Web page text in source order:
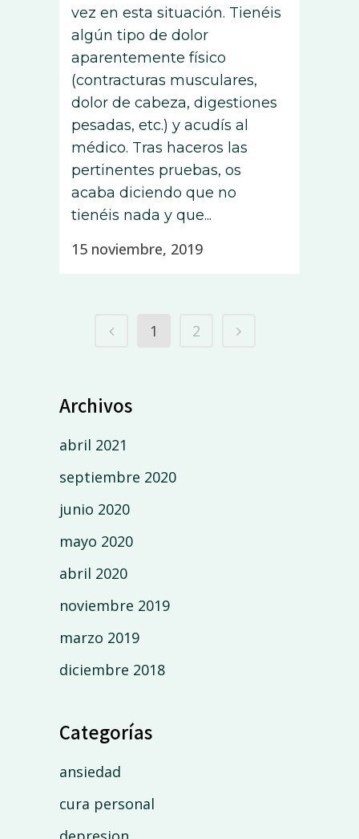
vez en esta situación. Tienéis
algún tipo de dolor
aparentemente físico
(contracturas musculares,
dolor de cabeza, digestiones
pesadas, etc.) y acudís al
médico. Tras haceros las
pertinentes pruebas, os
acaba diciendo que no
tienéis nada y que...
15 noviembre, 2019
1 2
Archivos
abril 2021
septiembre 2020
junio 2020
mayo 2020
abril 2020
noviembre 2019
marzo 2019
diciembre 2018
Categorías
ansiedad
cura personal